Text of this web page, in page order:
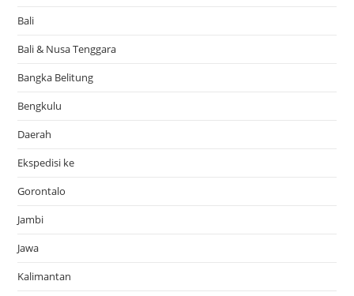
Bali
Bali & Nusa Tenggara
Bangka Belitung
Bengkulu
Daerah
Ekspedisi ke
Gorontalo
Jambi
Jawa
Kalimantan